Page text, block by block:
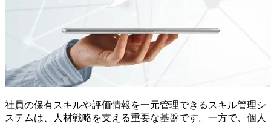
社員の保有スキルや評価情報を一元管理できるスキル管理シ
ステムは、人材戦略を支える重要な基盤です。一方で、個人